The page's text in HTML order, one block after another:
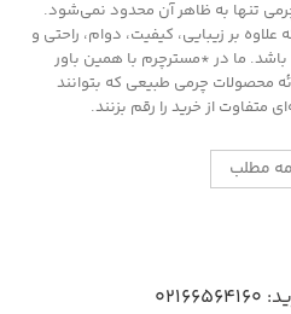
تنها به ظاهر آن محدود نمی‌شود.
بر زیبایی، کیفیت، دوام، راحتی و
ما در *مسترچرم با همین باور
محصولات چرمی طبیعی که بتوانند
متفاوت از خرید را رقم بزنند.
مطلب
02166564160